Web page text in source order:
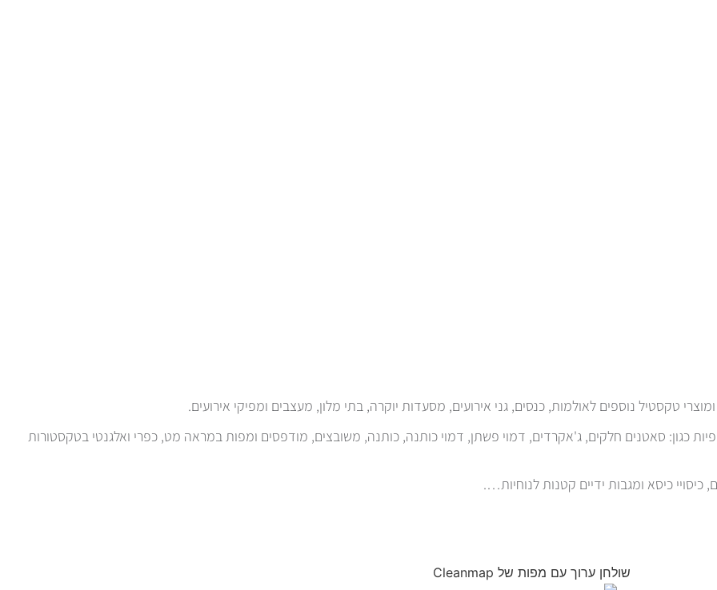
כגון: סאטנים חלקים, ג'אקרדים, דמוי פשתן, דמוי כותנה, כותנה, משובצים, מודפסים ומפות במראה מט, כפרי ואלגנטי בטקסטורות
כיסא ומגבות ידיים קטנות לנוחיות….